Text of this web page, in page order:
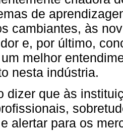
de
cambiantes, às
e, por último,
melhor
nesta indústria.
dizer que às
alertar para os